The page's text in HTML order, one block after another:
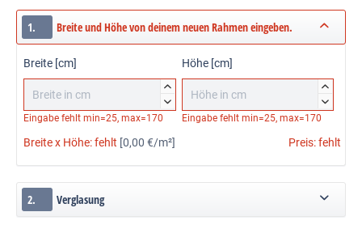
1. Breite und Höhe von deinem neuen Rahmen eingeben.
Breite [cm]


Höhe [cm]


Eingabe fehlt min=25, max=170 Eingabe fehlt min=25, max=170
Breite x Höhe:fehlt [0,00 €/m²] Preis:fehlt
2. Verglasung